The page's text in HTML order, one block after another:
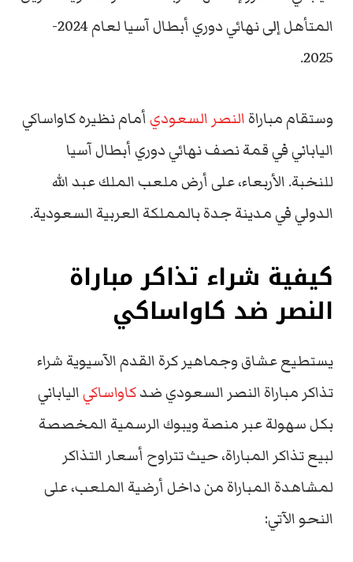
المتأهل إلى نهائي دوري أبطال آسيا لعام 2024-
2025.
وستقام مباراةالنصر السعوديأمام نظيره كاواساكي
الياباني في قمة نصف نهائي دوري أبطال آسيا
للنخبة. الأربعاء، على أرض ملعب الملك عبد الله
الدولي في مدينة جدة بالمملكة العربية السعودية.
كيفية شراء تذاكر مباراة
النصر ضد كاواساكي
يستطيع عشاق وجماهير كرة القدم الآسيوية شراء
تذاكر مباراة النصر السعودي ضدكاواساكيالياباني
بكل سهولة عبر منصة ويبوك الرسمية المخصصة
لبيع تذاكر المباراة، حيث تتراوح أسعار التذاكر
لمشاهدة المباراة من داخل أرضية الملعب، على
النحو الآتي: